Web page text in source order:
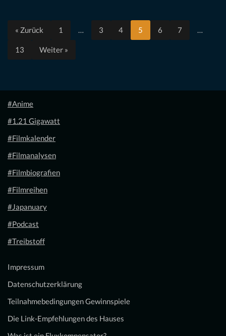
« Zurück 1 … 3 4 5 6 7 …
13 Weiter »
#Anime
#1.21 Gigawatt
#Filmkalender
#Filmanalysen
#Filmbiografien
#Filmreihen
#Japanuary
#Podcast
#Treibstoff
Impressum
Datenschutzerklärung
Teilnahmebedingungen Gewinnspiele
Die Link-Empfehlungen des Hauses